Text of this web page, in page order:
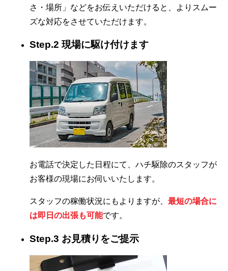
さ・場所」などをお伝えいただけると、よりスムー
ズな対応をさせていただけます。
Step.2 現場に駆け付けます
お電話で決定した日程にて、ハチ駆除のスタッフが
お客様の現場にお伺いいたします。
スタッフの稼働状況にもよりますが、 最短の場合に
は即日の出張も可能です。
Step.3 お見積りをご提示